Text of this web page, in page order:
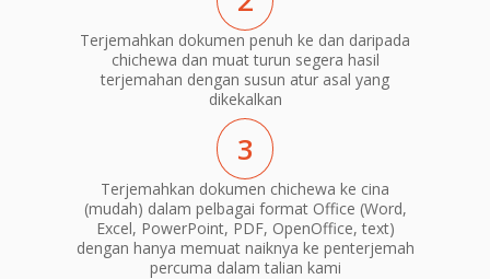
Terjemahkan dokumen penuh ke dan daripada
chichewa dan muat turun segera hasil
terjemahan dengan susun atur asal yang
dikekalkan
3
Terjemahkan dokumen chichewa ke cina
(mudah) dalam pelbagai format Office (Word,
Excel, PowerPoint, PDF, OpenOffice, text)
dengan hanya memuat naiknya ke penterjemah
percuma dalam talian kami